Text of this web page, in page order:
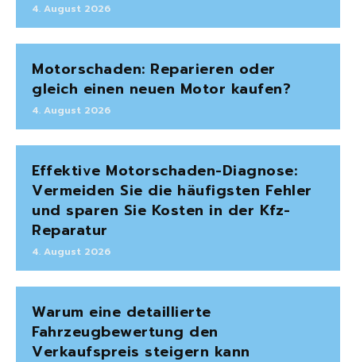
4. August 2026
Motorschaden: Reparieren oder
gleich einen neuen Motor kaufen?
4. August 2026
Effektive Motorschaden-Diagnose:
Vermeiden Sie die häufigsten Fehler
und sparen Sie Kosten in der Kfz-
Reparatur
4. August 2026
Warum eine detaillierte
Fahrzeugbewertung den
Verkaufspreis steigern kann